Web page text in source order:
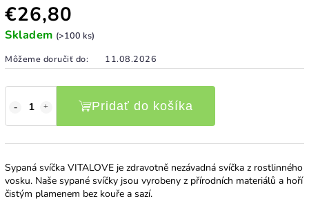
€26,80
Skladem (>100 ks)
Môžeme doručiť do:
11.08.2026
Pridať do košíka
Sypaná svíčka VITALOVE je zdravotně nezávadná svíčka z rostlinného
vosku. Naše sypané svíčky jsou vyrobeny z přírodních materiálů a hoří
čistým plamenem bez kouře a sazí.